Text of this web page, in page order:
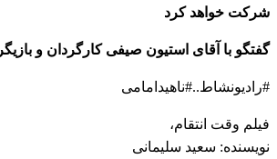
شرکت خواهد کرد
گفتگو با آقای استیون صیفی کارگردان و بازیگر
#رادیونشاط..#ناهیدامامی
فیلم وقت انتقام،
نویسنده: سعید سلیمانی